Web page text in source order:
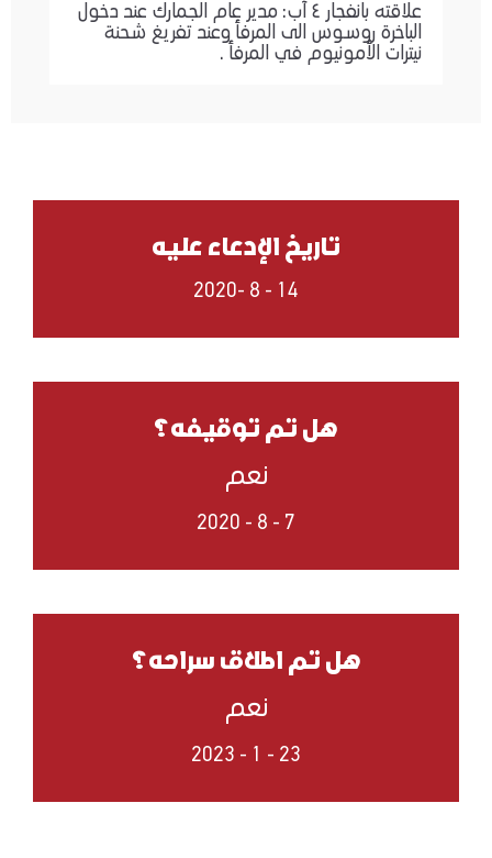
علاقته بانفجار ٤ آب: مدير عام الجمارك عند دخول
الباخرة روسوس الى المرفأ وعند تفريغ شحنة
نيترات الأمونيوم في المرفأ .
تاريخ الإدعاء عليه
14 - 8 -2020
هل تم توقيفه؟
نعم
7 - 8 - 2020
هل تم اطلاق سراحه؟
نعم
23 - 1 - 2023